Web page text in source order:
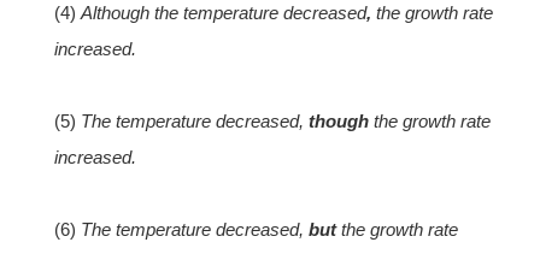
(4) Although the temperature decreased, the growth rate
increased.
(5) The temperature decreased, though the growth rate
increased.
(6) The temperature decreased, butthe growth rate